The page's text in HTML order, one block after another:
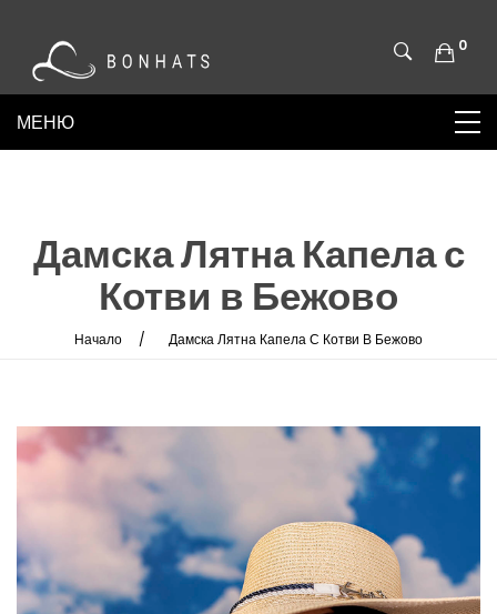
0
Дамска Лятна Капела с
Котви в Бежово
Начало Дамска Лятна Капела С Котви В Бежово